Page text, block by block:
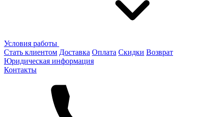
Условия работы
Стать клиентом Доставка Оплата Скидки Возврат
Юридическая информация
Контакты